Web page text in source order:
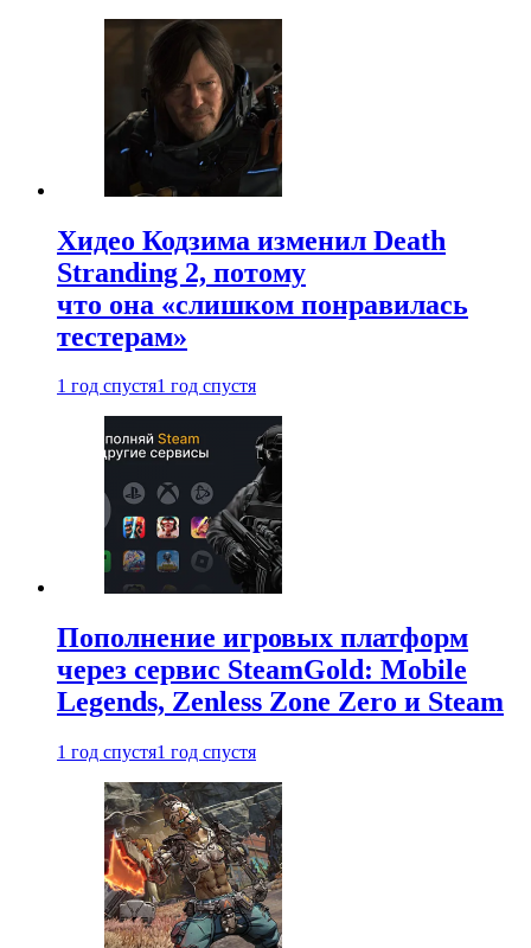
Хидео Кодзима изменил Death
Stranding 2, потому
что она «слишком понравилась
тестерам»
1 год спустя1 год спустя
Пополнение игровых платформ
через сервис SteamGold: Mobile
Legends, Zenless Zone Zero и Steam
1 год спустя1 год спустя